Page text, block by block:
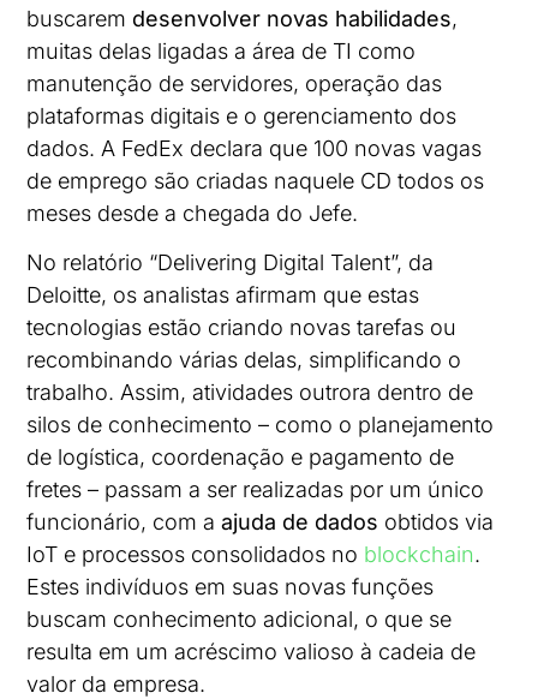
buscarem desenvolver novas habilidades,
muitas delas ligadas a área de TI como
manutenção de servidores, operação das
plataformas digitais e o gerenciamento dos
dados. A FedEx declara que 100 novas vagas
de emprego são criadas naquele CD todos os
meses desde a chegada do Jefe.
No relatório “Delivering Digital Talent”, da
Deloitte, os analistas afirmam que estas
tecnologias estão criando novas tarefas ou
recombinando várias delas, simplificando o
trabalho. Assim, atividades outrora dentro de
silos de conhecimento – como o planejamento
de logística, coordenação e pagamento de
fretes – passam a ser realizadas por um único
funcionário, com aajuda de dados obtidos via
IoT e processos consolidados no blockchain.
Estes indivíduos em suas novas funções
buscam conhecimento adicional, o que se
resulta em um acréscimo valioso à cadeia de
valor da empresa.